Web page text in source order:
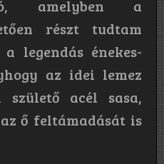
amelyben a
részt tudtam
legendás énekes-
az idei lemez
acél sasa,
ő feltámadását is